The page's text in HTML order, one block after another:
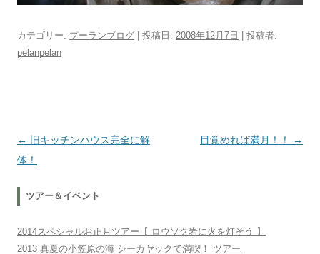
カテゴリー: プーランブログ | 投稿日: 2008年12月7日
投稿者:
pelanpelan
投稿ナビゲーション
←
旧キッチンハウス完全に解
体！
目覚めれば満月！！ →
ツアー＆イベント
2014スペシャルお正月ツアー【 ロウソク岩に火を灯そう 】
2013 真夏の小笠原の海 シーカヤックで満喫！ ツアー